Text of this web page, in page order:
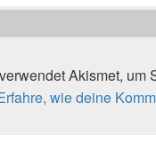
Akismet, um
wie deine